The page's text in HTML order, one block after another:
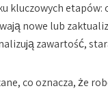
kluczowych
nowe lub
zawartość,
co oznacza, że